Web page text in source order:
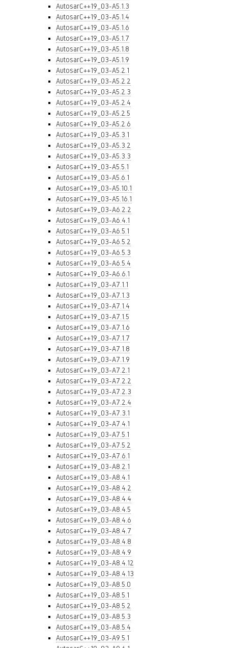
AutosarC++19_03-A5.1.3
AutosarC++19_03-A5.1.4
AutosarC++19_03-A5.1.6
AutosarC++19_03-A5.1.7
AutosarC++19_03-A5.1.8
AutosarC++19_03-A5.1.9
AutosarC++19_03-A5.2.1
AutosarC++19_03-A5.2.2
AutosarC++19_03-A5.2.3
AutosarC++19_03-A5.2.4
AutosarC++19_03-A5.2.5
AutosarC++19_03-A5.2.6
AutosarC++19_03-A5.3.1
AutosarC++19_03-A5.3.2
AutosarC++19_03-A5.3.3
AutosarC++19_03-A5.5.1
AutosarC++19_03-A5.6.1
AutosarC++19_03-A5.10.1
AutosarC++19_03-A5.16.1
AutosarC++19_03-A6.2.2
AutosarC++19_03-A6.4.1
AutosarC++19_03-A6.5.1
AutosarC++19_03-A6.5.2
AutosarC++19_03-A6.5.3
AutosarC++19_03-A6.5.4
AutosarC++19_03-A6.6.1
AutosarC++19_03-A7.1.1
AutosarC++19_03-A7.1.3
AutosarC++19_03-A7.1.4
AutosarC++19_03-A7.1.5
AutosarC++19_03-A7.1.6
AutosarC++19_03-A7.1.7
AutosarC++19_03-A7.1.8
AutosarC++19_03-A7.1.9
AutosarC++19_03-A7.2.1
AutosarC++19_03-A7.2.2
AutosarC++19_03-A7.2.3
AutosarC++19_03-A7.2.4
AutosarC++19_03-A7.3.1
AutosarC++19_03-A7.4.1
AutosarC++19_03-A7.5.1
AutosarC++19_03-A7.5.2
AutosarC++19_03-A7.6.1
AutosarC++19_03-A8.2.1
AutosarC++19_03-A8.4.1
AutosarC++19_03-A8.4.2
AutosarC++19_03-A8.4.4
AutosarC++19_03-A8.4.5
AutosarC++19_03-A8.4.6
AutosarC++19_03-A8.4.7
AutosarC++19_03-A8.4.8
AutosarC++19_03-A8.4.9
AutosarC++19_03-A8.4.12
AutosarC++19_03-A8.4.13
AutosarC++19_03-A8.5.0
AutosarC++19_03-A8.5.1
AutosarC++19_03-A8.5.2
AutosarC++19_03-A8.5.3
AutosarC++19_03-A8.5.4
AutosarC++19_03-A9.5.1